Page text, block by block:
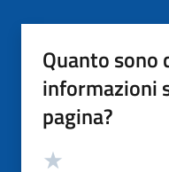
Quanto sono
informazioni
pagina?
Valutazione